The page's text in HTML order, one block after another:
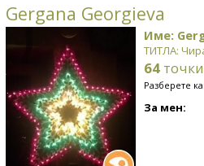
Gergana Georgieva
Име:
ТИТЛА:
64 точки
Разберете
За мен: